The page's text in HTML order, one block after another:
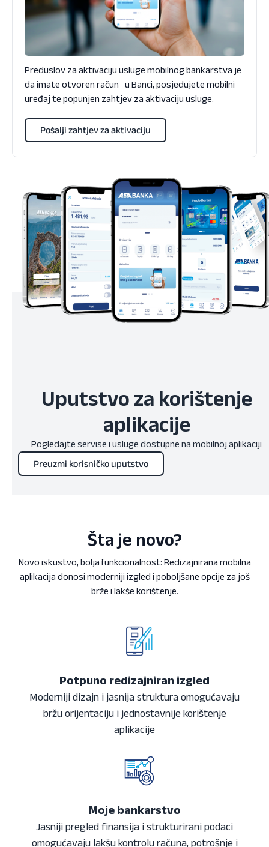
Preduslov za aktivaciju usluge mobilnog bankarstva je
da imate otvoren račun u Banci, posjedujete mobilni
uređaj te popunjen zahtjev za aktivaciju usluge.
Pošalji zahtjev za aktivaciju
Uputstvo za korištenje
aplikacije
Pogledajte servise i usluge dostupne na mobilnoj aplikaciji
Preuzmi korisničko uputstvo
Šta je novo?
Novo iskustvo, bolja funkcionalnost: Redizajnirana mobilna
aplikacija donosi moderniji izgled i poboljšane opcije za još
brže i lakše korištenje.
Potpuno redizajniran izgled
Moderniji dizajn i jasnija struktura omogućavaju
bržu orijentaciju i jednostavnije korištenje
aplikacije
Moje bankarstvo
Jasniji pregled finansija i strukturirani podaci
omogućavaju lakšu kontrolu računa, potrošnje i